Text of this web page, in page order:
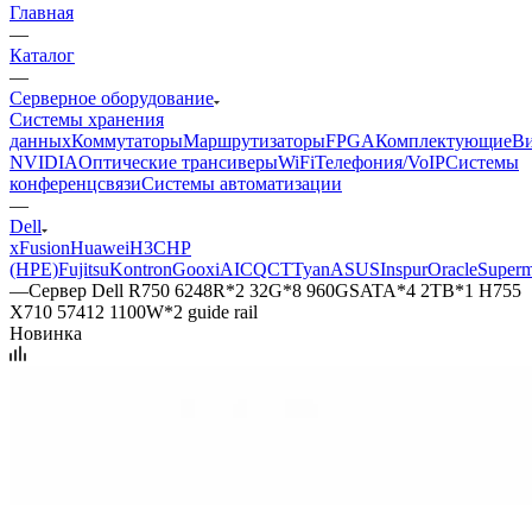
Главная
—
Каталог
—
Серверное оборудование
Системы хранения
данныхКоммутаторыМаршрутизаторыFPGAКомплектующие
NVIDIAОптические трансиверыWiFiТелефония/VoIPСистемы
конференцсвязиСистемы автоматизации
—
Dell
xFusionHuaweiH3CHP
(HPE)FujitsuKontronGooxiAICQCTTyanASUSInspurOracle
—Сервер Dell R750 6248R*2 32G*8 960GSATA*4 2TB*1 H755
X710 57412 1100W*2 guide rail
Новинка